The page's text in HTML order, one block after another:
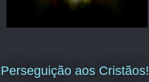
Perseguição aos Cristãos!